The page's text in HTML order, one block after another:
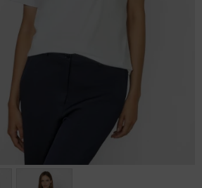
Größen: 36, 38, 40, 42, 44, 46